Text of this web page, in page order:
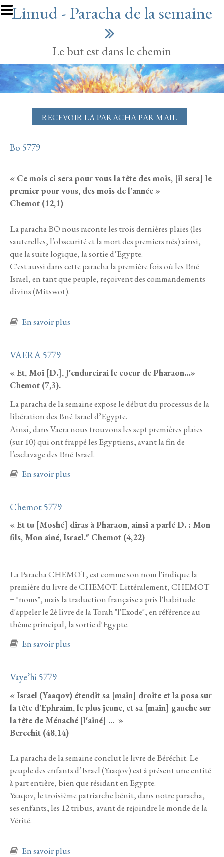
Aller au contenu principal
Limud - Paracha de la semaine
Le but est dans le chemin
RECEVOIR LA PARACHA PAR MAIL
Bo 5779
« Ce mois ci sera pour vous la tête des mois, [il sera] le
premier pour vous, des mois de l'année »
Chemot (12,1)
La paracha BO nous raconte les trois dernières plaies (les
sauterelles, l’obscurité et la mort des premiers nés) ainsi,
que la suite logique, la sortie d’Egypte.
C'est aussi dans cette paracha la première fois où les Bné
Israel, en tant que peuple, reçoivent des commandements
divins (Mitswot).
En savoir plus
VAERA 5779
« Et, Moi [D.], J'endurcirai le coeur de Pharaon...»
Chemot (7,3).
La paracha de la semaine expose le début du processus de la
libération des Bné Israel d’Egypte.
Ainsi, dans Vaera nous trouvons les sept premières plaies
(sur 10) qui ont frappé les Egyptiens, avant la fin de
l’esclavage des Bné Israel.
En savoir plus
Chemot 5779
« Et tu [Moshé] diras à Pharaon, ainsi a parlé D. : Mon
fils, Mon aîné, Israel." Chemot (4,22)
La Paracha CHEMOT, est comme son nom l'indique la
première du livre de CHEMOT. Littéralement, CHEMOT
= "noms", mais la traduction française a pris l'habitude
d'appeler le 2è livre de la Torah "l'Exode", en référence au
thème principal, la sortie d'Egypte.
En savoir plus
Vaye’hi 5779
« Israel (Yaaqov) étendit sa [main] droite et la posa sur
la tête d'Ephraim, le plus jeune, et sa [main] gauche sur
la tête de Ménaché [l'ainé] ... »
Berechit (48,14)
La paracha de la semaine conclut le livre de Béréchit. Le
peuple des enfants d’Israel (Yaaqov) est à présent une entité
à part entière, bien que résidant en Egypte.
Yaaqov, le troisième patriarche bénit, dans notre paracha,
ses enfants, les 12 tribus, avant de rejoindre le monde de la
Vérité.
En savoir plus